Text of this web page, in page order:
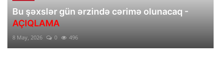
Bu şəxslər gün ərzində cərimə olunacaq -
AÇIQLAMA
8 May, 2026 0 496